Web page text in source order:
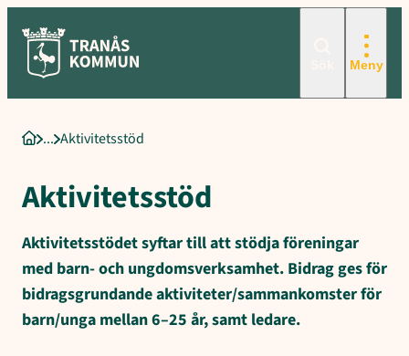
innehåll
Meny
StartsidaAktivitetsstöd
Aktivitetsstöd
Aktivitetsstödet syftar till att stödja föreningar
med barn- och ungdomsverksamhet. Bidrag ges för
bidragsgrundande aktiviteter/sammankomster för
barn/unga mellan 6–25 år, samt ledare.